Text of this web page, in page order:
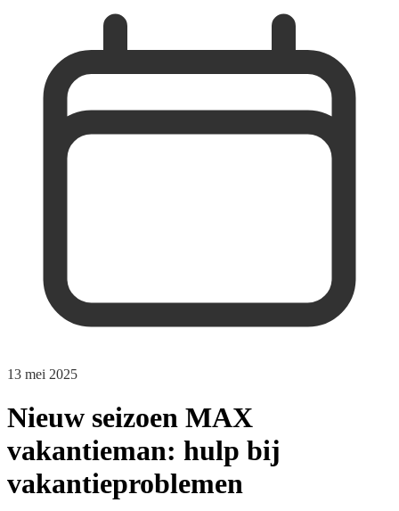
13 mei 2025
Nieuw seizoen MAX
vakantieman: hulp bij
vakantieproblemen